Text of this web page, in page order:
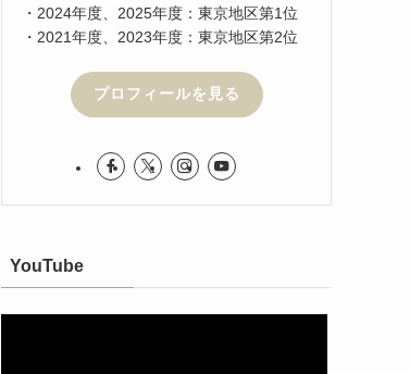
・2024年度、2025年度：東京地区第1位
・2021年度、2023年度：東京地区第2位
プロフィールを見る
YouTube